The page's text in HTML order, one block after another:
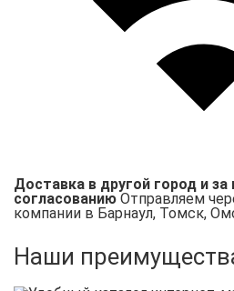
Доставка в другой город и
согласованию Отправляем
компании в Барнаул, Томск,
Наши